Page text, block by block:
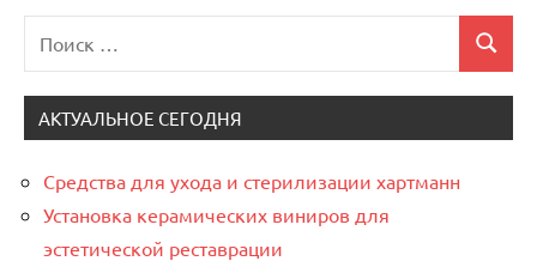
для:
Поиск
АКТУАЛЬНОЕ СЕГОДНЯ
Средства для ухода и стерилизации хартманн
Установка керамических виниров для
эстетической реставрации